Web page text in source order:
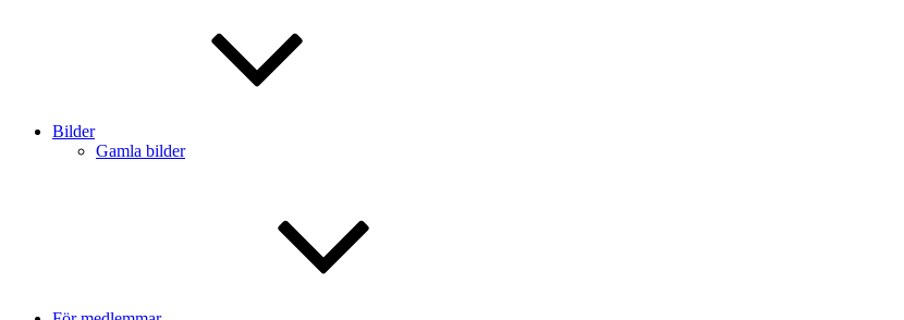
Bilder
Gamla bilder